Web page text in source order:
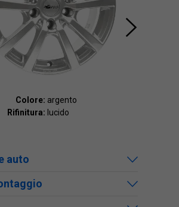
Colore: argento
Rifinitura: lucido
auto